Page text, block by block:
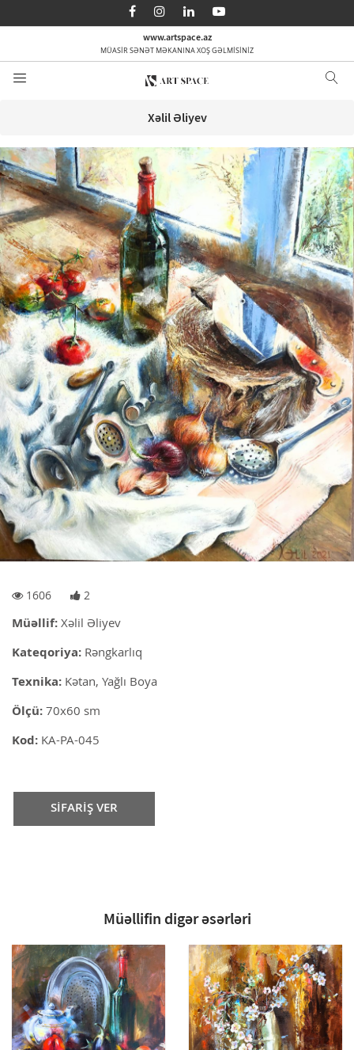
www.artspace.az
MÜASİR SƏNƏT MƏKANINA XOŞ GƏLMİSİNİZ
AZ EN RU
Kateqoriyalar
Sifarişlə
Media
Əlaqə
Xəlil Əliyev
1606 2
Müəllif: Xəlil Əliyev
Kateqoriya: Rəngkarlıq
Texnika: Kətan, Yağlı Boya
Ölçü: 70x60 sm
Kod: KA-PA-045
SİFARİŞ VER
Müəllifin digər əsərləri